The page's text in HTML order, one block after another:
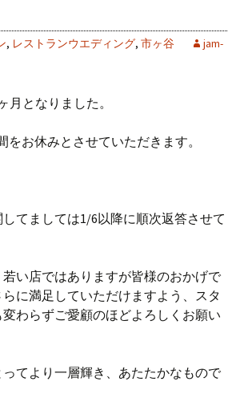
, レストランウエディング, 市ヶ谷
jam-
月となりました。
をお休みとさせていただきます。
てましては1/6以降に順次返答させて
い店ではありますが皆様のおかげで
に満足していただけますよう、スタ
わらずご愛顧のほどよろしくお願い
てより一層輝き、あたたかなもので